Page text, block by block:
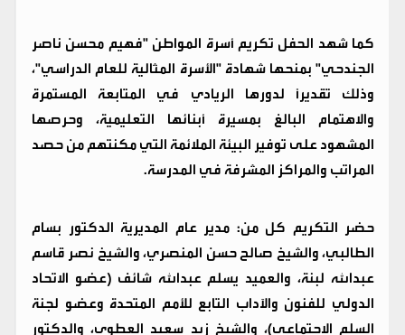
كما شهد الحفل تكريم أسرة المواطن "فهيم محسن ناصر
الجندحي" بمنحها شهادة "الأسرة المثالية للعام الدراسي"،
وذلك تقديراً لدورها الريادي في المتابعة المستمرة
والاهتمام البالغ بمسيرة أبنائها التعليمية، وحرصها
المشهود على توفير البيئة الملائمة التي مكنتهم من حصد
المراتب والمراكز المشرفة في المدرسة.
​حضر التكريم كل من: مدير عام المديرية الدكتور بسام
الطالبي، والشيخ صالح حسن المنصري، والشيخ نصر قاسم
عبدالله لبنة، والعميد يسلم عبدالله شائف (عضو الاتحاد
الدولي للفنون والآداب التابع للأمم المتحدة وعضو لجنة
السلم الاجتماعي)، والشيخ زيد سعيد العطوي، والدكتور